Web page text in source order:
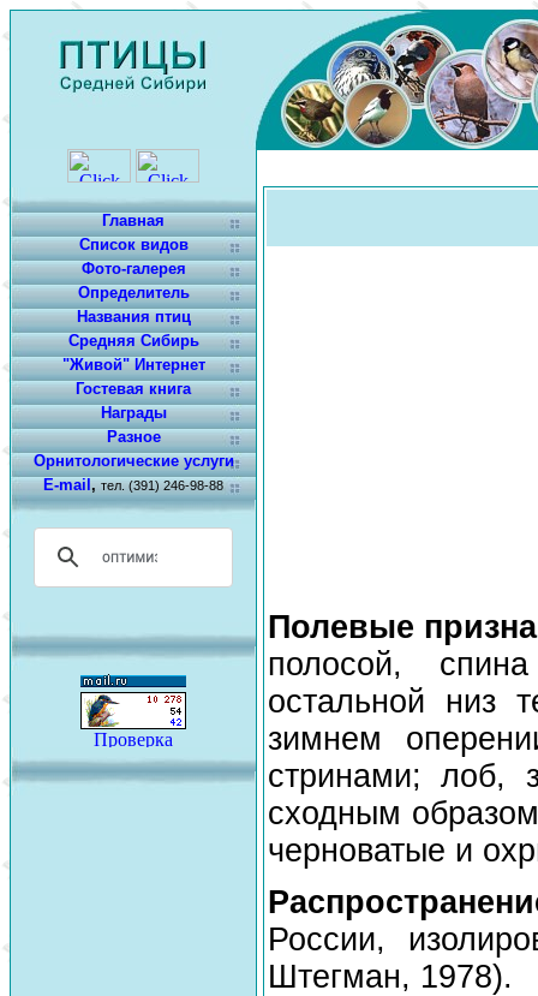
Главная
Список видов
Фото-галерея
Определитель
Названия птиц
Средняя Сибирь
"Живой" Интернет
Гостевая книга
Награды
Разное
Орнитологические услуги
E-mail,тел. (391) 246-98-88
Полевые
полосой,
остальной низ
зимнем
стринами; лоб,
сходным
черноватые и
России,
Штегман, 1978).